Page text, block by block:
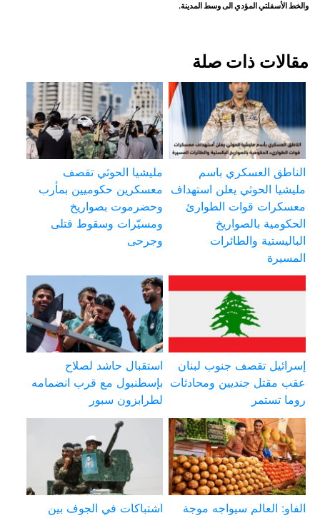
والخط الأسفلتي المؤدي الى وسط المدينة.
مقالات ذات صلة
الناطق العسكري باسم
مليشيا الحوثي يعلن استهداف
معسكرات قوات الطوارئ
الحكومية بالصواريخ
الباليستية والطائرات
المسيرة
مليشيا الحوثي تقصف
معسكرين حكوميين بمأرب
وحضرموت بصواريخ
ومسيّرات وسقوط قتلى
وجرحى
إسرائيل تقصف جنوب لبنان
عقب مقتل جنديين ومحادثات
روما تستمر
استقبال حاشد لصلاح
بإسطنبول مع قرب انضمامه
لطرابزون سبور
الفاو: العالم سيواجه موجة
اشتباكات في الجوف بين